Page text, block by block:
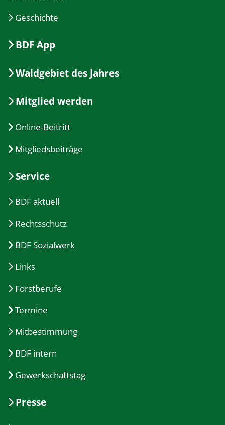
Geschichte
BDF App
Waldgebiet des Jahres
Mitglied werden
Online-Beitritt
Mitgliedsbeiträge
Service
BDF aktuell
Rechtsschutz
BDF Sozialwerk
Links
Forstberufe
Termine
Mitbestimmung
BDF intern
Gewerkschaftstag
Presse